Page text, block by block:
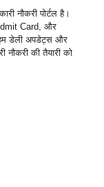
नौकरी पोर्टल है।
Card, और
हम डेली अपडेट्स और
नौकरी की तैयारी को